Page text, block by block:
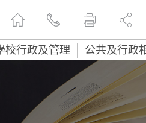
校行政及管理 公共及行政